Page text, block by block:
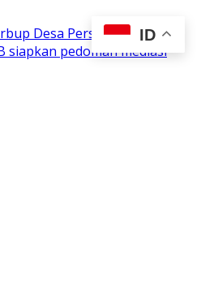
Desa Persiapan
siapkan pedoman mediasi
ID